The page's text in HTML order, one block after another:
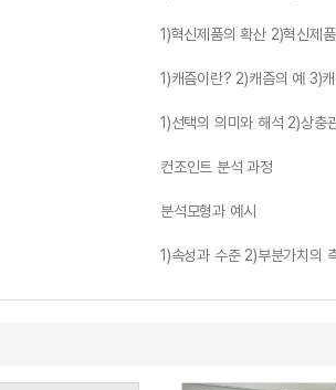
1)혁신제품의 확산 2)혁신제
1)캐즘이란? 2)캐즘의 예 3)
1)선택의 의미와 해석 2)상충
컨조인트 분석 과정
분석모형과 예시
1)속성과 수준 2)부분가치의